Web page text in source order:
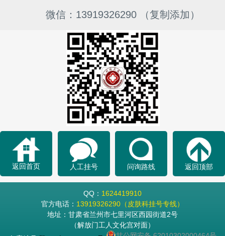
微信：13919326290 （复制添加）
返回首页 人工挂号 问询路线 返回顶部
QQ： 1624419910
官方电话： 13919326290（皮肤科挂号专线）
地址：甘肃省兰州市七里河区西园街道2号
（解放门工人文化宫对面）